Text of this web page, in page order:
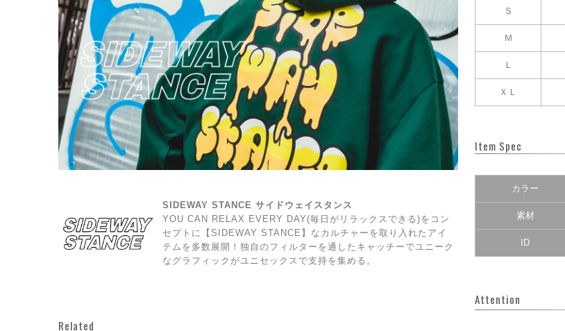
SIDEWAY STANCE サイドウェイスタンス
YOU CAN RELAX EVERY DAY(毎日がリラックスできる)をコン
セプトに【SIDEWAY STANCE】なカルチャーを取り入れたアイ
テムを多数展開！独自のフィルターを通したキャッチーでユニーク
なグラフィックがユニセックスで支持を集める。
Related
Ｓ
Ｍ
Ｌ
ＸＬ
Item Spec
カラー
素材
ID
Attention